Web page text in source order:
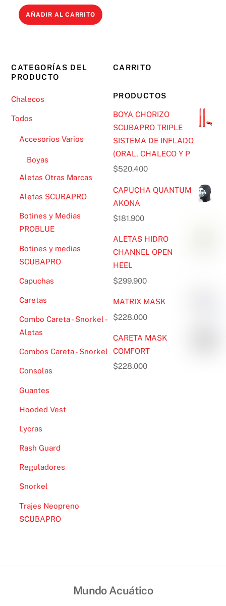
AÑADIR AL CARRITO
CATEGORÍAS DEL
PRODUCTO
Chalecos
Todos
Accesorios Varios
Boyas
Aletas Otras Marcas
Aletas SCUBAPRO
Botines y Medias
PROBLUE
Botines y medias
SCUBAPRO
Capuchas
Caretas
Combo Careta - Snorkel -
Aletas
Combos Careta - Snorkel
Consolas
Guantes
Hooded Vest
Lycras
Rash Guard
Reguladores
Snorkel
Trajes Neopreno
SCUBAPRO
CARRITO
PRODUCTOS
BOYA CHORIZO
SCUBAPRO TRIPLE
SISTEMA DE INFLADO
(ORAL, CHALECO Y P
$520.400
CAPUCHA QUANTUM
AKONA
$181.900
ALETAS HIDRO
CHANNEL OPEN
HEEL
$299.900
MATRIX MASK
$228.000
CARETA MASK
COMFORT
$228.000
Mundo Acuático